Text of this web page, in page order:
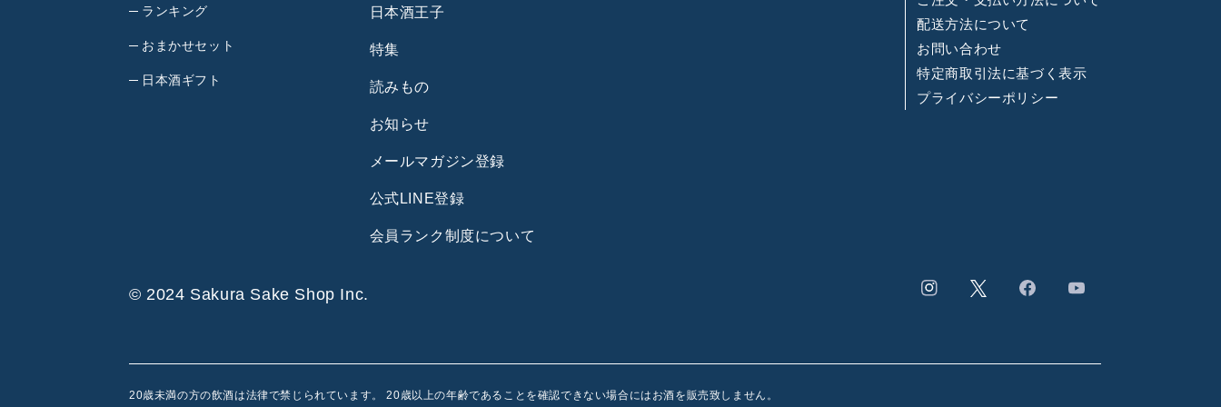
ランキング
おまかせセット
日本酒ギフト
日本酒王子
特集
読みもの
お知らせ
メールマガジン登録
公式LINE登録
会員ランク制度について
配送方法について
お問い合わせ
特定商取引法に基づく表示
プライバシーポリシー
© 2024 Sakura Sake Shop Inc. InstagramTwitter FacebookYouTube
20歳未満の方の飲酒は法律で禁じられています。 20歳以上の年齢であることを確認できない場合にはお酒を販売致しません。